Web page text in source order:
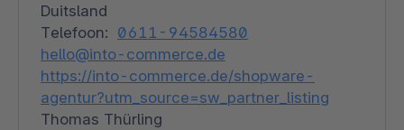
Duitsland
Telefoon: 0611-94584580
hello@into-commerce.de
https://into-commerce.de/shopware-
agentur?utm_source=sw_partner_listing
Thomas Thürling